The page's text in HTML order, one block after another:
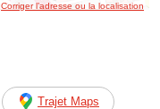
Corriger l’adresse ou la localisation
Trajet Maps